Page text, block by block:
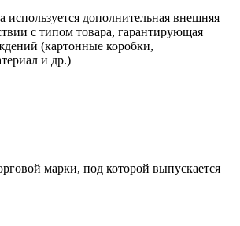
используется дополнительная внешняя
с типом товара, гарантирующая
(картонные коробки,
и др.)
марки, под которой выпускается